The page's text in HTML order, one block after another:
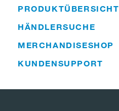
PRODUKT­ÜBERSICHT
HÄNDLER­­SUCHE
MERCHANDISE­­SHOP
KUNDEN­­SUPPORT